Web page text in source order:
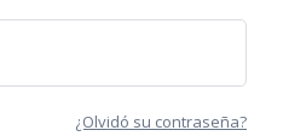
¿Olvidó su contraseña?